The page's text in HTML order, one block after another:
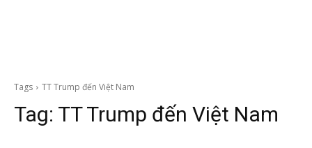
Tags TT Trump đến Việt Nam
Tag: TT Trump đến Việt Nam